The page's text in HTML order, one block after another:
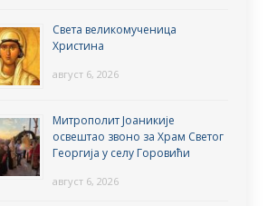
Света великомученица
Христина
август 6, 2026
Митрополит Јоаникије
освештао звоно за Храм Светог
Георгија у селу Горовићи
август 6, 2026